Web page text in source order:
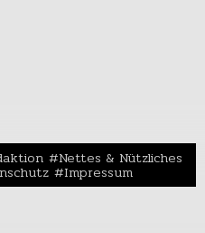
Nettes & Nützliches
Impressum